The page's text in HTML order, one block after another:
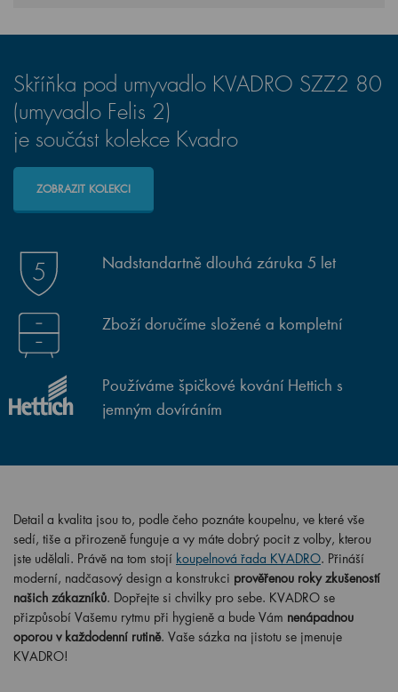
Skříňka pod umyvadlo KVADRO SZZ2 80
(umyvadlo Felis 2)
je součást kolekce Kvadro
ZOBRAZIT KOLEKCI
Nadstandartně dlouhá záruka 5 let
Zboží doručíme složené a kompletní
Používáme špičkové kování Hettich s
jemným dovíráním
Detail a kvalita jsou to, podle čeho poznáte koupelnu, ve které vše
sedí, tiše a přirozeně funguje a vy máte dobrý pocit z volby, kterou
jste udělali. Právě na tom stojí koupelnová řada KVADRO. Přináší
moderní, nadčasový design a konstrukci prověřenou roky zkušeností
našich zákazníků. Dopřejte si chvilky pro sebe. KVADRO se
přizpůsobí Vašemu rytmu při hygieně a bude Vám nenápadnou
oporou v každodenní rutině. Vaše sázka na jistotu se jmenuje
KVADRO!